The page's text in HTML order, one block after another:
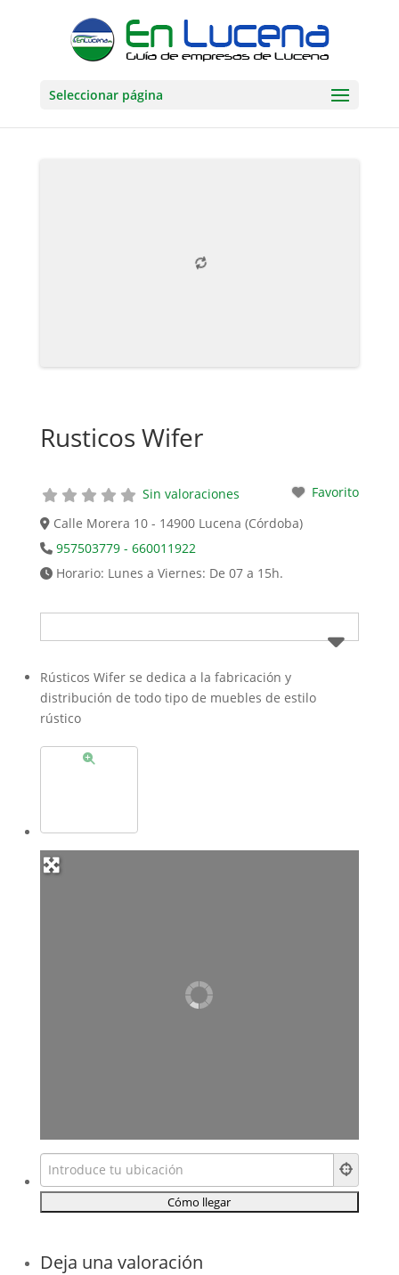
Seleccionar página
Rusticos Wifer
Sin valoraciones
Favorito
Calle Morera 10 - 14900 Lucena (Córdoba)
957503779 - 660011922
Horario: Lunes a Viernes: De 07 a 15h.
Rústicos Wifer se dedica a la fabricación y
distribución de todo tipo de muebles de estilo
rústico
Deja una valoración